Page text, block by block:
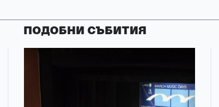
ПОДОБНИ СЪБИТИЯ